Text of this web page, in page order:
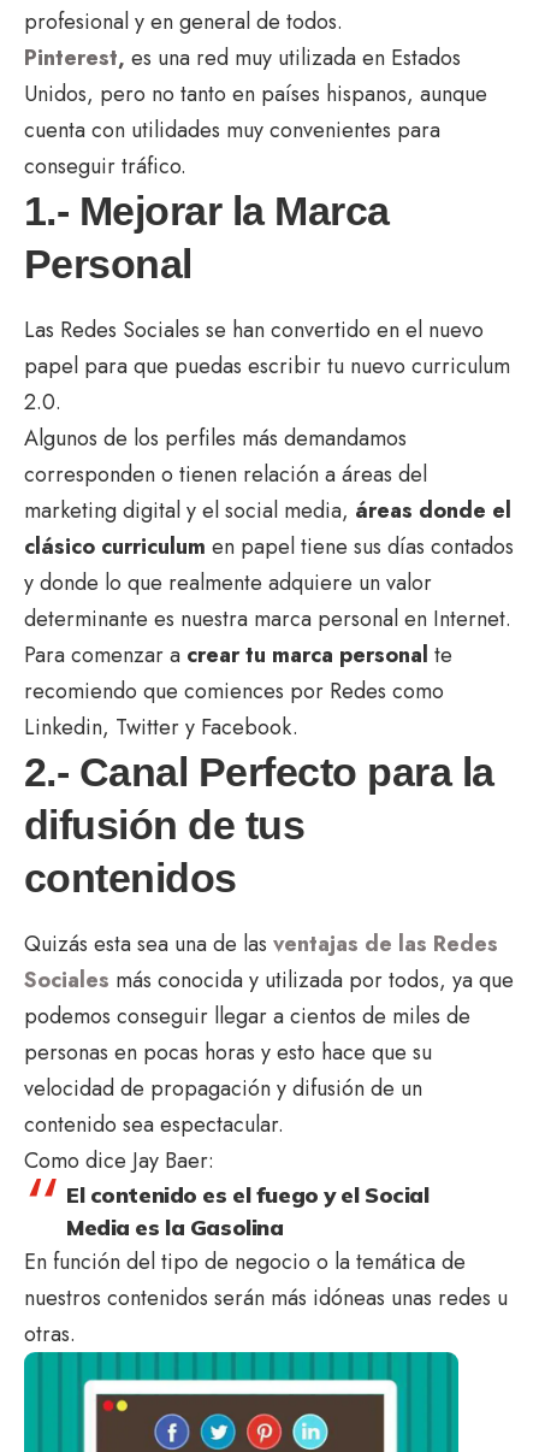
profesional y en general de todos.
Pinterest, es una red muy utilizada en Estados
Unidos, pero no tanto en países hispanos, aunque
cuenta con utilidades muy convenientes para
conseguir tráfico.
1.- Mejorar la Marca
Personal
Las Redes Sociales se han convertido en el nuevo
papel para que puedas escribir tu nuevo curriculum
2.0.
Algunos de los perfiles más demandamos
corresponden o tienen relación a áreas del
marketing digital y el social media, áreas donde el
clásico curriculum en papel tiene sus días contados
y donde lo que realmente adquiere un valor
determinante es nuestra marca personal en Internet.
Para comenzar a crear tu marca personal te
recomiendo que comiences por Redes como
Linkedin, Twitter y Facebook.
2.- Canal Perfecto para la
difusión de tus
contenidos
Quizás esta sea una de las ventajas de las Redes
Sociales más conocida y utilizada por todos, ya que
podemos conseguir llegar a cientos de miles de
personas en pocas horas y esto hace que su
velocidad de propagación y difusión de un
contenido sea espectacular.
Como dice Jay Baer:
El contenido es el fuego y el Social
Media es la Gasolina
En función del tipo de negocio o la temática de
nuestros contenidos serán más idóneas unas redes u
otras.